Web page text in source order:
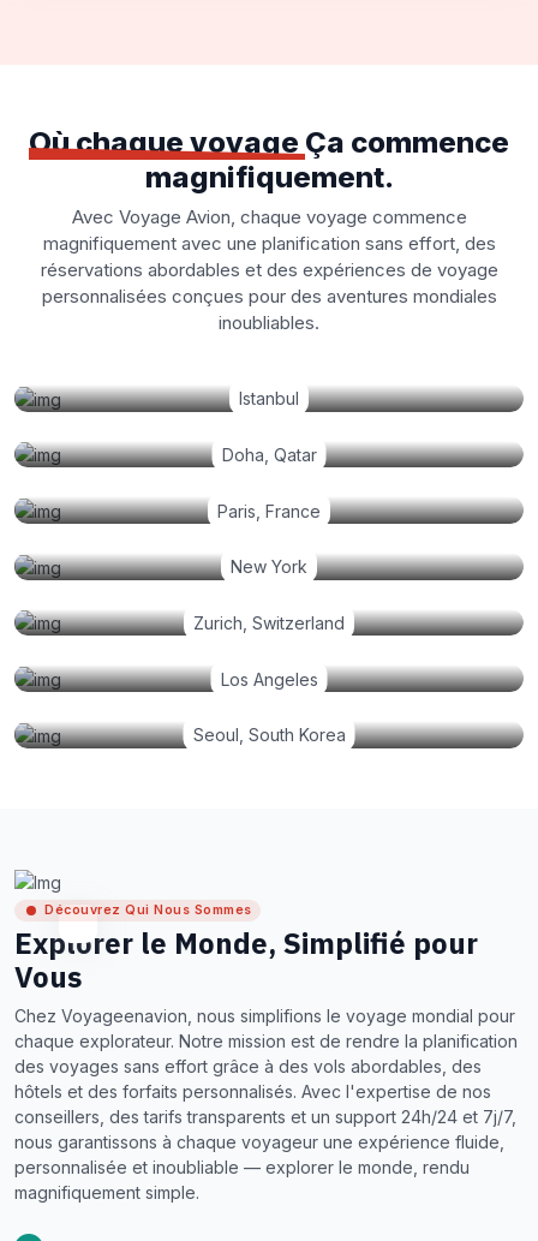
Où chaque voyage Ça commence
magnifiquement.
Avec Voyage Avion, chaque voyage commence
magnifiquement avec une planification sans effort, des
réservations abordables et des expériences de voyage
personnalisées conçues pour des aventures mondiales
inoubliables.
Istanbul
Doha, Qatar
Paris, France
New York
Zurich, Switzerland
Los Angeles
Seoul, South Korea
Découvrez Qui Nous Sommes
Explorer le Monde, Simplifié pour
Vous
Chez Voyageenavion, nous simplifions le voyage mondial pour
chaque explorateur. Notre mission est de rendre la planification
des voyages sans effort grâce à des vols abordables, des
hôtels et des forfaits personnalisés. Avec l'expertise de nos
conseillers, des tarifs transparents et un support 24h/24 et 7j/7,
nous garantissons à chaque voyageur une expérience fluide,
personnalisée et inoubliable — explorer le monde, rendu
magnifiquement simple.